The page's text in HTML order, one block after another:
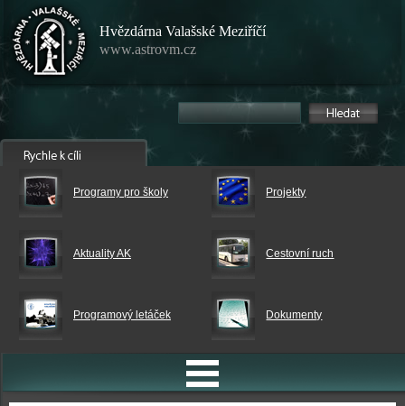
Hvězdárna Valašské Meziříčí
www.astrovm.cz
Programy pro školy Projekty
Aktuality AK Cestovní ruch
Programový letáček Dokumenty